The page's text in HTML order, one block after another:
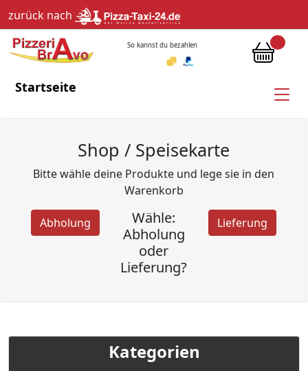
zurück nach
So kannst du bezahlen
Startseite
Shop / Speisekarte
Bitte wähle deine Produkte und lege sie in den
Warenkorb
Abholung
Wähle:
Abholung
oder
Lieferung?
Lieferung
Kategorien